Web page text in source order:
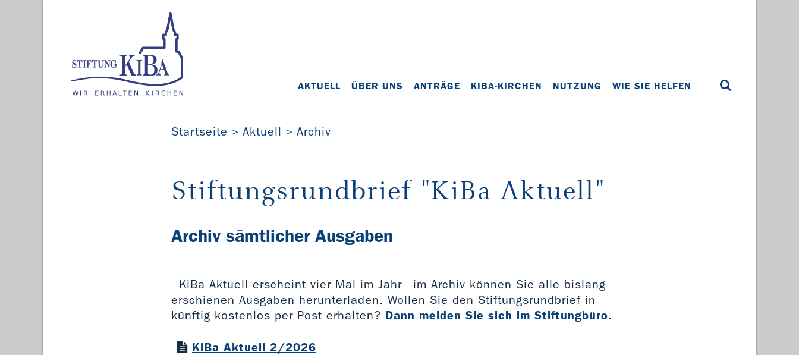
AKTUELL ÜBER UNS ANTRÄGE KIBA-KIRCHEN NUTZUNG WIE SIE HELFEN
Startseite Aktuell Archiv
Stiftungsrundbrief "KiBa Aktuell"
Archiv sämtlicher Ausgaben
KiBa Aktuell erscheint vier Mal im Jahr - im Archiv können Sie alle bislang
erschienen Ausgaben herunterladen. Wollen Sie den Stiftungsrundbrief in
künftig kostenlos per Post erhalten? Dann melden Sie sich im Stiftungbüro.
KiBa Aktuell 2/2026